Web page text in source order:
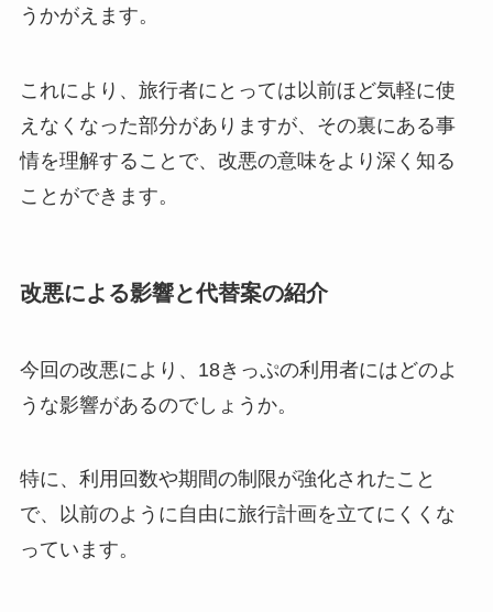
うかがえます。
これにより、旅行者にとっては以前ほど気軽に使
えなくなった部分がありますが、その裏にある事
情を理解することで、改悪の意味をより深く知る
ことができます。
改悪による影響と代替案の紹介
今回の改悪により、18きっぷの利用者にはどのよ
うな影響があるのでしょうか。
特に、利用回数や期間の制限が強化されたこと
で、以前のように自由に旅行計画を立てにくくな
っています。